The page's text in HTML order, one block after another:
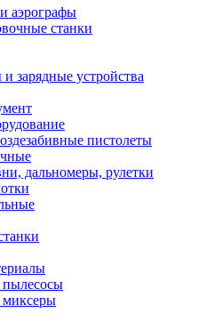
аэрографы
станки
зарядные устройства
пистолеты
дальномеры, рулетки
пылесосы
миксеры